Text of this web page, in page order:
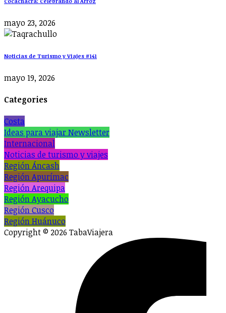
mayo 23, 2026
Noticias de Turismo y Viajes #141
mayo 19, 2026
Categories
Costa
Ideas para viajar Newsletter
Internacional
Noticias de turismo y viajes
Región Áncash
Región Apurímac
Región Arequipa
Región Ayacucho
Región Cusco
Región Huánuco
Copyright © 2026 TabaViajera